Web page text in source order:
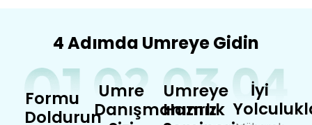
4 Adımda Umreye Gidin
Formu
Doldurun
Umre
Danışmanımız
Umreye
Hazırlık
İyi